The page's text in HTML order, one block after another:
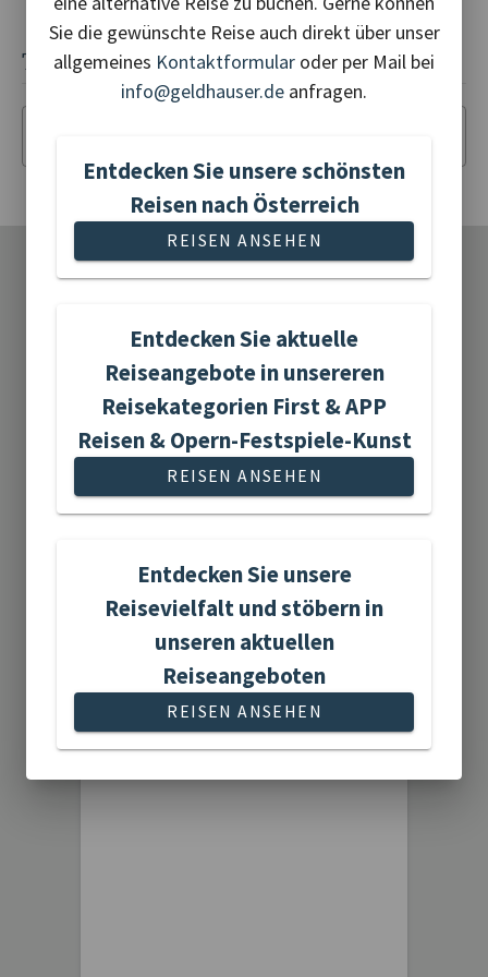
Reiseleitung: Ernst Weidl
TERMINE UND PREISE
Adventreisen
20 Reisen gefunden
Aktivreisen
Sie die gewünschte Reise auch direkt über unser
allgemeines Kontaktformular oder per Mail bei
info@geldhauser.de anfragen.
Entdecken Sie unsere schönsten
Reisen nach Österreich
REISEN ANSEHEN
Entdecken Sie aktuelle
Reiseangebote in unsereren
Reisekategorien First & APP
Reisen & Opern-Festspiele-Kunst
REISEN ANSEHEN
Entdecken Sie unsere
Reisevielfalt und stöbern in
unseren aktuellen
Reiseangeboten
REISEN ANSEHEN